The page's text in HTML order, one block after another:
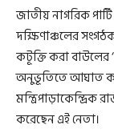
জাতীয় নাগরিক
দক্ষিণাঞ্চলের
কটূক্তি করা বাউলের
অনুভূতিতে আঘাত
করেছেন এই নেতা।